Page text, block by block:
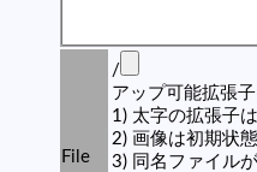
File
/
アップ可能拡張
1) 太字の拡張子
2) 画像は初期状
3) 同名ファイル